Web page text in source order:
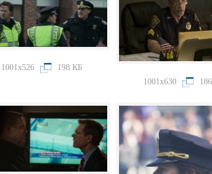
1001x526
198 КБ
1001x630